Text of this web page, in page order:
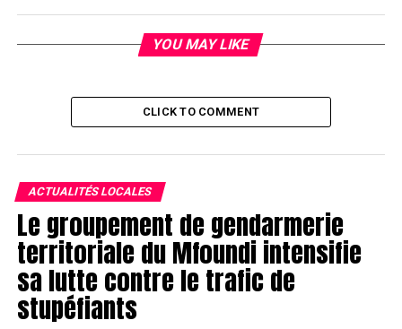
YOU MAY LIKE
CLICK TO COMMENT
ACTUALITÉS LOCALES
Le groupement de gendarmerie
territoriale du Mfoundi intensifie
sa lutte contre le trafic de
stupéfiants